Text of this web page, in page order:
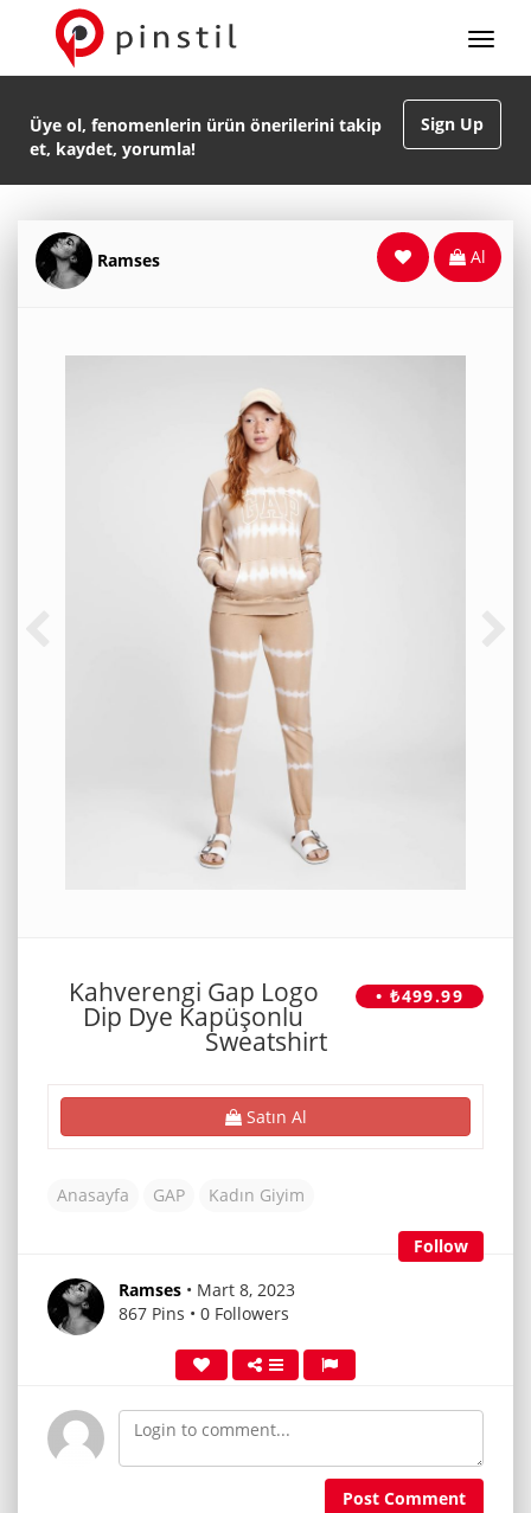
Sign Up
Üye ol, fenomenlerin ürün önerilerini takip
et, kaydet, yorumla!
Ramses Al
• ₺499.99
Kahverengi Gap Logo
Dip Dye Kapüşonlu
Sweatshirt
Satın Al
Anasayfa GAP Kadın Giyim
Follow
Ramses • Mart 8, 2023
867 Pins • 0 Followers
Post Comment